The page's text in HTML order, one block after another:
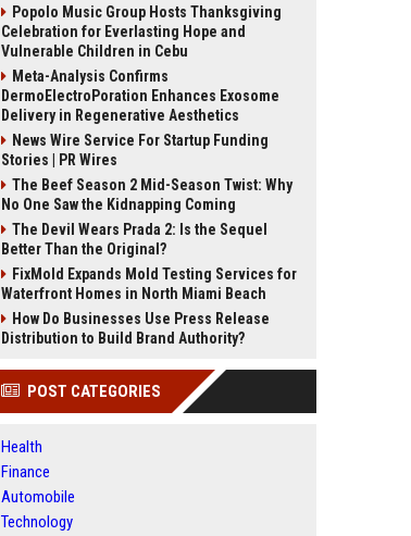
Popolo Music Group Hosts Thanksgiving
Celebration for Everlasting Hope and
Vulnerable Children in Cebu
Meta-Analysis Confirms
DermoElectroPoration Enhances Exosome
Delivery in Regenerative Aesthetics
News Wire Service For Startup Funding
Stories | PR Wires
The Beef Season 2 Mid-Season Twist: Why
No One Saw the Kidnapping Coming
The Devil Wears Prada 2: Is the Sequel
Better Than the Original?
FixMold Expands Mold Testing Services for
Waterfront Homes in North Miami Beach
How Do Businesses Use Press Release
Distribution to Build Brand Authority?
POST CATEGORIES
Health
Finance
Automobile
Technology